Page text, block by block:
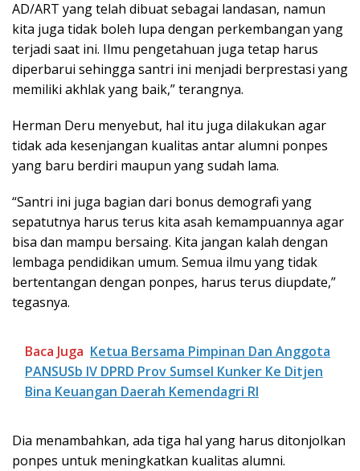
AD/ART yang telah dibuat sebagai landasan, namun
kita juga tidak boleh lupa dengan perkembangan yang
terjadi saat ini. Ilmu pengetahuan juga tetap harus
diperbarui sehingga santri ini menjadi berprestasi yang
memiliki akhlak yang baik,” terangnya.
Herman Deru menyebut, hal itu juga dilakukan agar
tidak ada kesenjangan kualitas antar alumni ponpes
yang baru berdiri maupun yang sudah lama.
“Santri ini juga bagian dari bonus demografi yang
sepatutnya harus terus kita asah kemampuannya agar
bisa dan mampu bersaing. Kita jangan kalah dengan
lembaga pendidikan umum. Semua ilmu yang tidak
bertentangan dengan ponpes, harus terus diupdate,”
tegasnya.
Baca Juga Ketua Bersama Pimpinan Dan Anggota
PANSUSb IV DPRD Prov Sumsel Kunker Ke Ditjen
Bina Keuangan Daerah Kemendagri RI
Dia menambahkan, ada tiga hal yang harus ditonjolkan
ponpes untuk meningkatkan kualitas alumni.